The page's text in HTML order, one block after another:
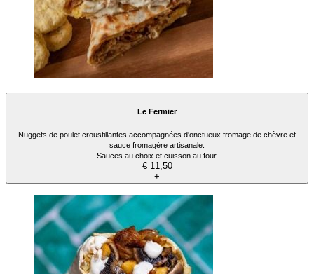
Le Fermier
Nuggets de poulet croustillantes accompagnées d'onctueux fromage de chèvre et
sauce fromagère artisanale.
Sauces au choix et cuisson au four.
€ 11,50
+